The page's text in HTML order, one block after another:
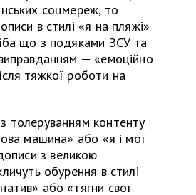
соцмереж, то
в стилі «я на пляжі»
що з подяками ЗСУ та
— «емоційно
тяжкої роботи на
толеруванням контенту
машина» або «я і мої
з великою
обурення в стилі
або «тягни свої